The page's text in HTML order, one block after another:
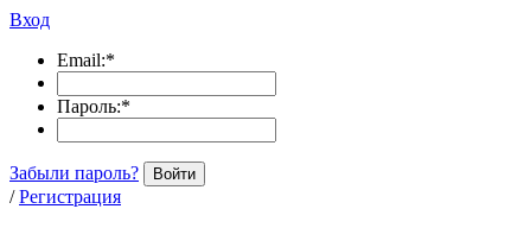
Вход
Email:*
Пароль:*
Забыли пароль? Войти
/ Регистрация